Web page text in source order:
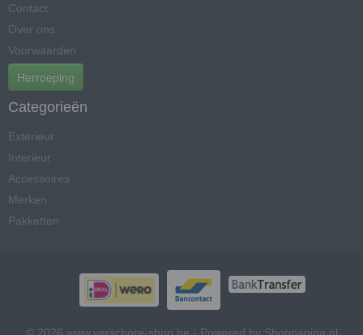
Contact
Over ons
Voorwaarden
Herroeping
Categorieën
Exterieur
Interieur
Accessoires
Merken
Pakketten